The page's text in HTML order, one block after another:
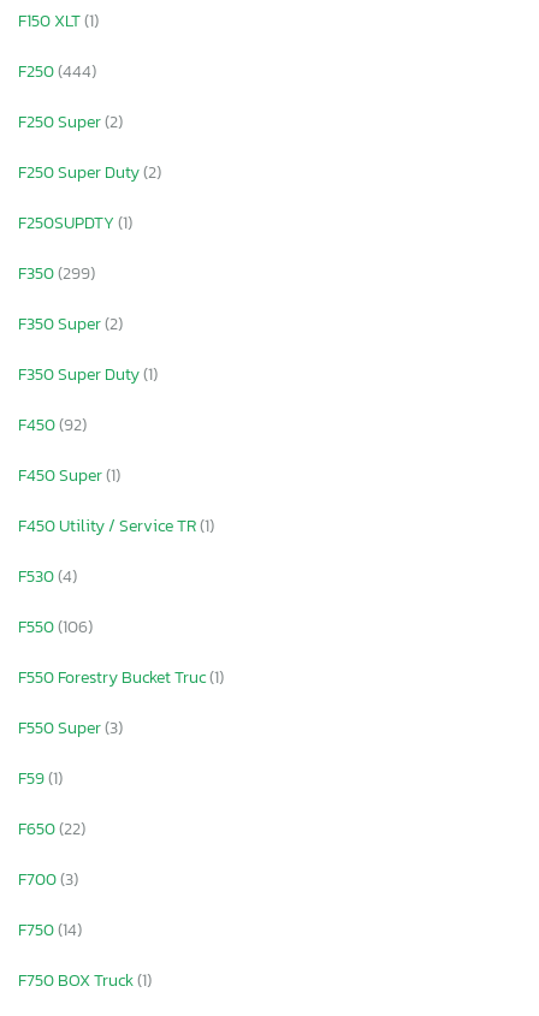
F150 XLT(1)
F250(444)
F250 Super(2)
F250 Super Duty(2)
F250SUPDTY(1)
F350(299)
F350 Super(2)
F350 Super Duty(1)
F450(92)
F450 Super(1)
F450 Utility / Service TR(1)
F530(4)
F550(106)
F550 Forestry Bucket Truc(1)
F550 Super(3)
F59(1)
F650(22)
F700(3)
F750(14)
F750 BOX Truck(1)